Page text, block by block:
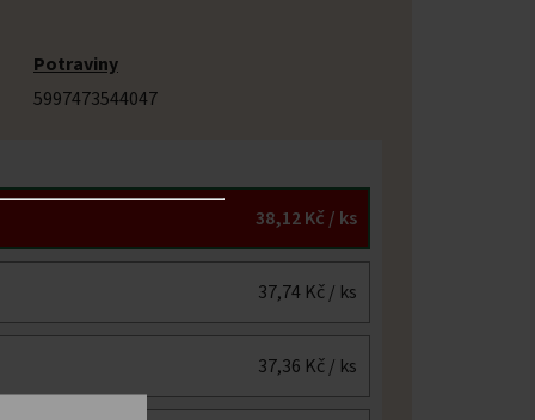
Potraviny
5997473544047
38,12 Kč / ks
37,74 Kč/ ks
37,36 Kč/ ks